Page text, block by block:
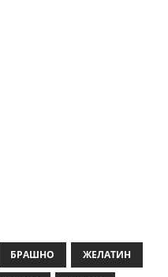
БРАШНО ЖЕЛАТИН